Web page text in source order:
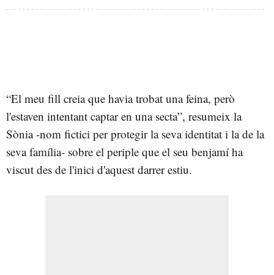
“El meu fill creia que havia trobat una feina, però
l'estaven intentant captar en una secta”, resumeix la
Sònia -nom fictici per protegir la seva identitat i la de la
seva família- sobre el periple que el seu benjamí ha
viscut des de l'inici d'aquest darrer estiu.